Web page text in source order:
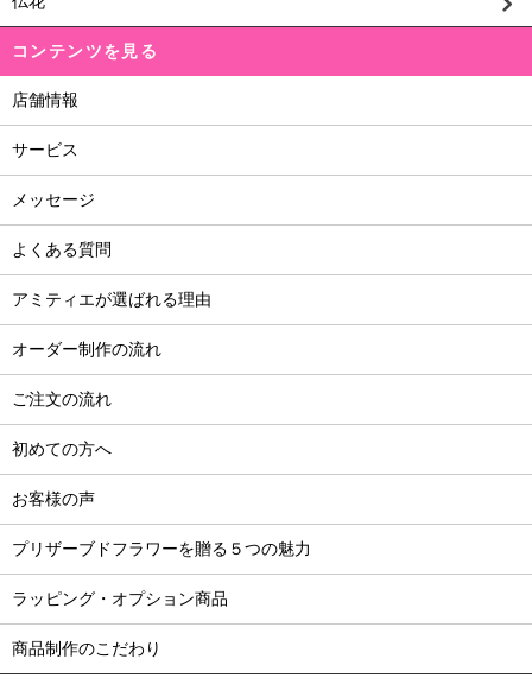
コンテンツを見る
店舗情報
サービス
メッセージ
よくある質問
アミティエが選ばれる理由
オーダー制作の流れ
ご注文の流れ
初めての方へ
お客様の声
プリザーブドフラワーを贈る５つの魅力
ラッピング・オプション商品
商品制作のこだわり